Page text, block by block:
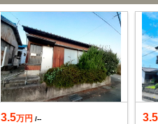
3.5万円 /--
3.5